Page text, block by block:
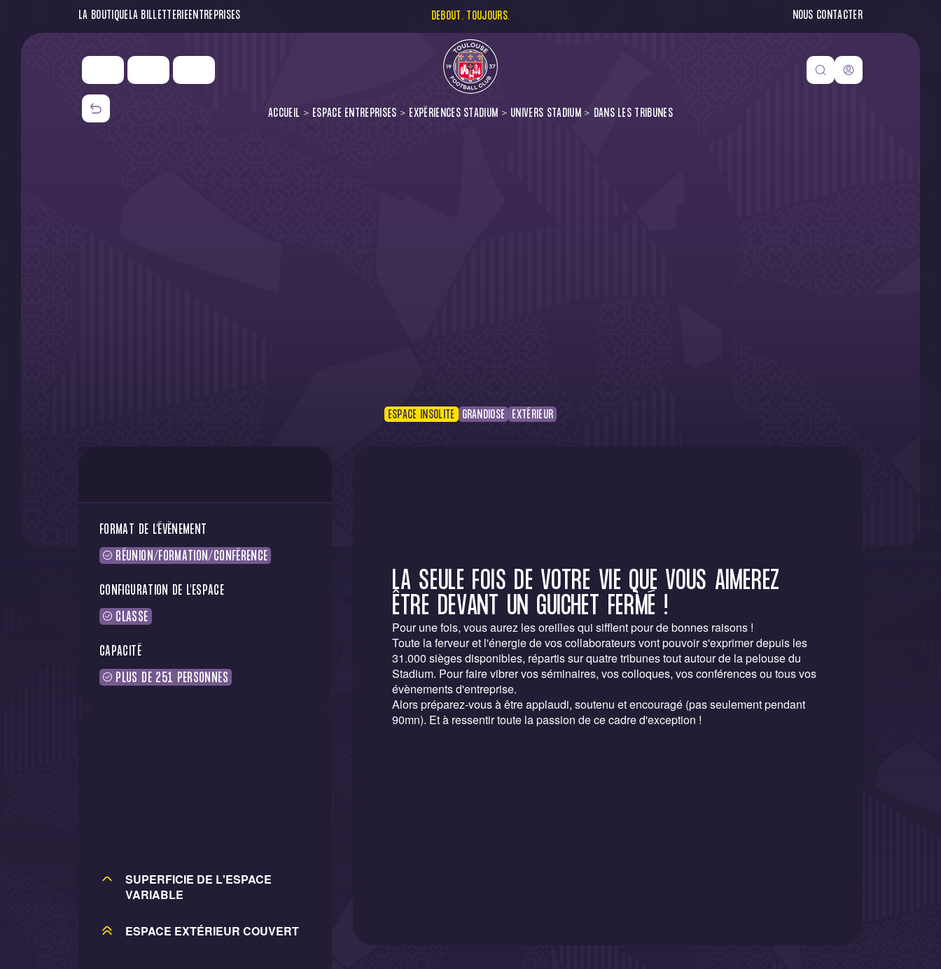
LA BOUTIQUELA BILLETTERIEENTREPRISES DEBOUT. TOUJOURS. NOUS CONTACTER
ACCUEIL ESPACE ENTREPRISES EXPÉRIENCES STADIUM UNIVERS STADIUM DANS LES TRIBUNES
ESPACE INSOLITE GRANDIOSE EXTÉRIEUR
LA SEULE FOIS DE VOTRE VIE QUE VOUS AIMEREZ
ÊTRE DEVANT UN GUICHET FERMÉ !
Pour une fois, vous aurez les oreilles qui sifflent pour de bonnes raisons !
Toute la ferveur et l'énergie de vos collaborateurs vont pouvoir s'exprimer depuis les
31.000 sièges disponibles, répartis sur quatre tribunes tout autour de la pelouse du
Stadium. Pour faire vibrer vos séminaires, vos colloques, vos conférences ou tous vos
évènements d'entreprise.
Alors préparez-vous à être applaudi, soutenu et encouragé (pas seulement pendant
90mn). Et à ressentir toute la passion de ce cadre d'exception !
FORMAT DE L'ÉVÈNEMENT
RÉUNION/FORMATION/CONFÉRENCE
CONFIGURATION DE L'ESPACE
CLASSE
CAPACITÉ
PLUS DE 251 PERSONNES
SUPERFICIE DE L'ESPACE
VARIABLE
ESPACE EXTÉRIEUR COUVERT